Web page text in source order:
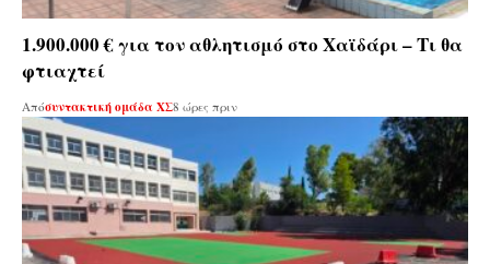
1.900.000 € για τον αθλητισμό στο Χαϊδάρι – Τι θα
φτιαχτεί
Απόσυντακτική ομάδα ΧΣ8 ώρες πριν